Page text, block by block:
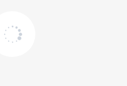
Comercial Digital
480.000